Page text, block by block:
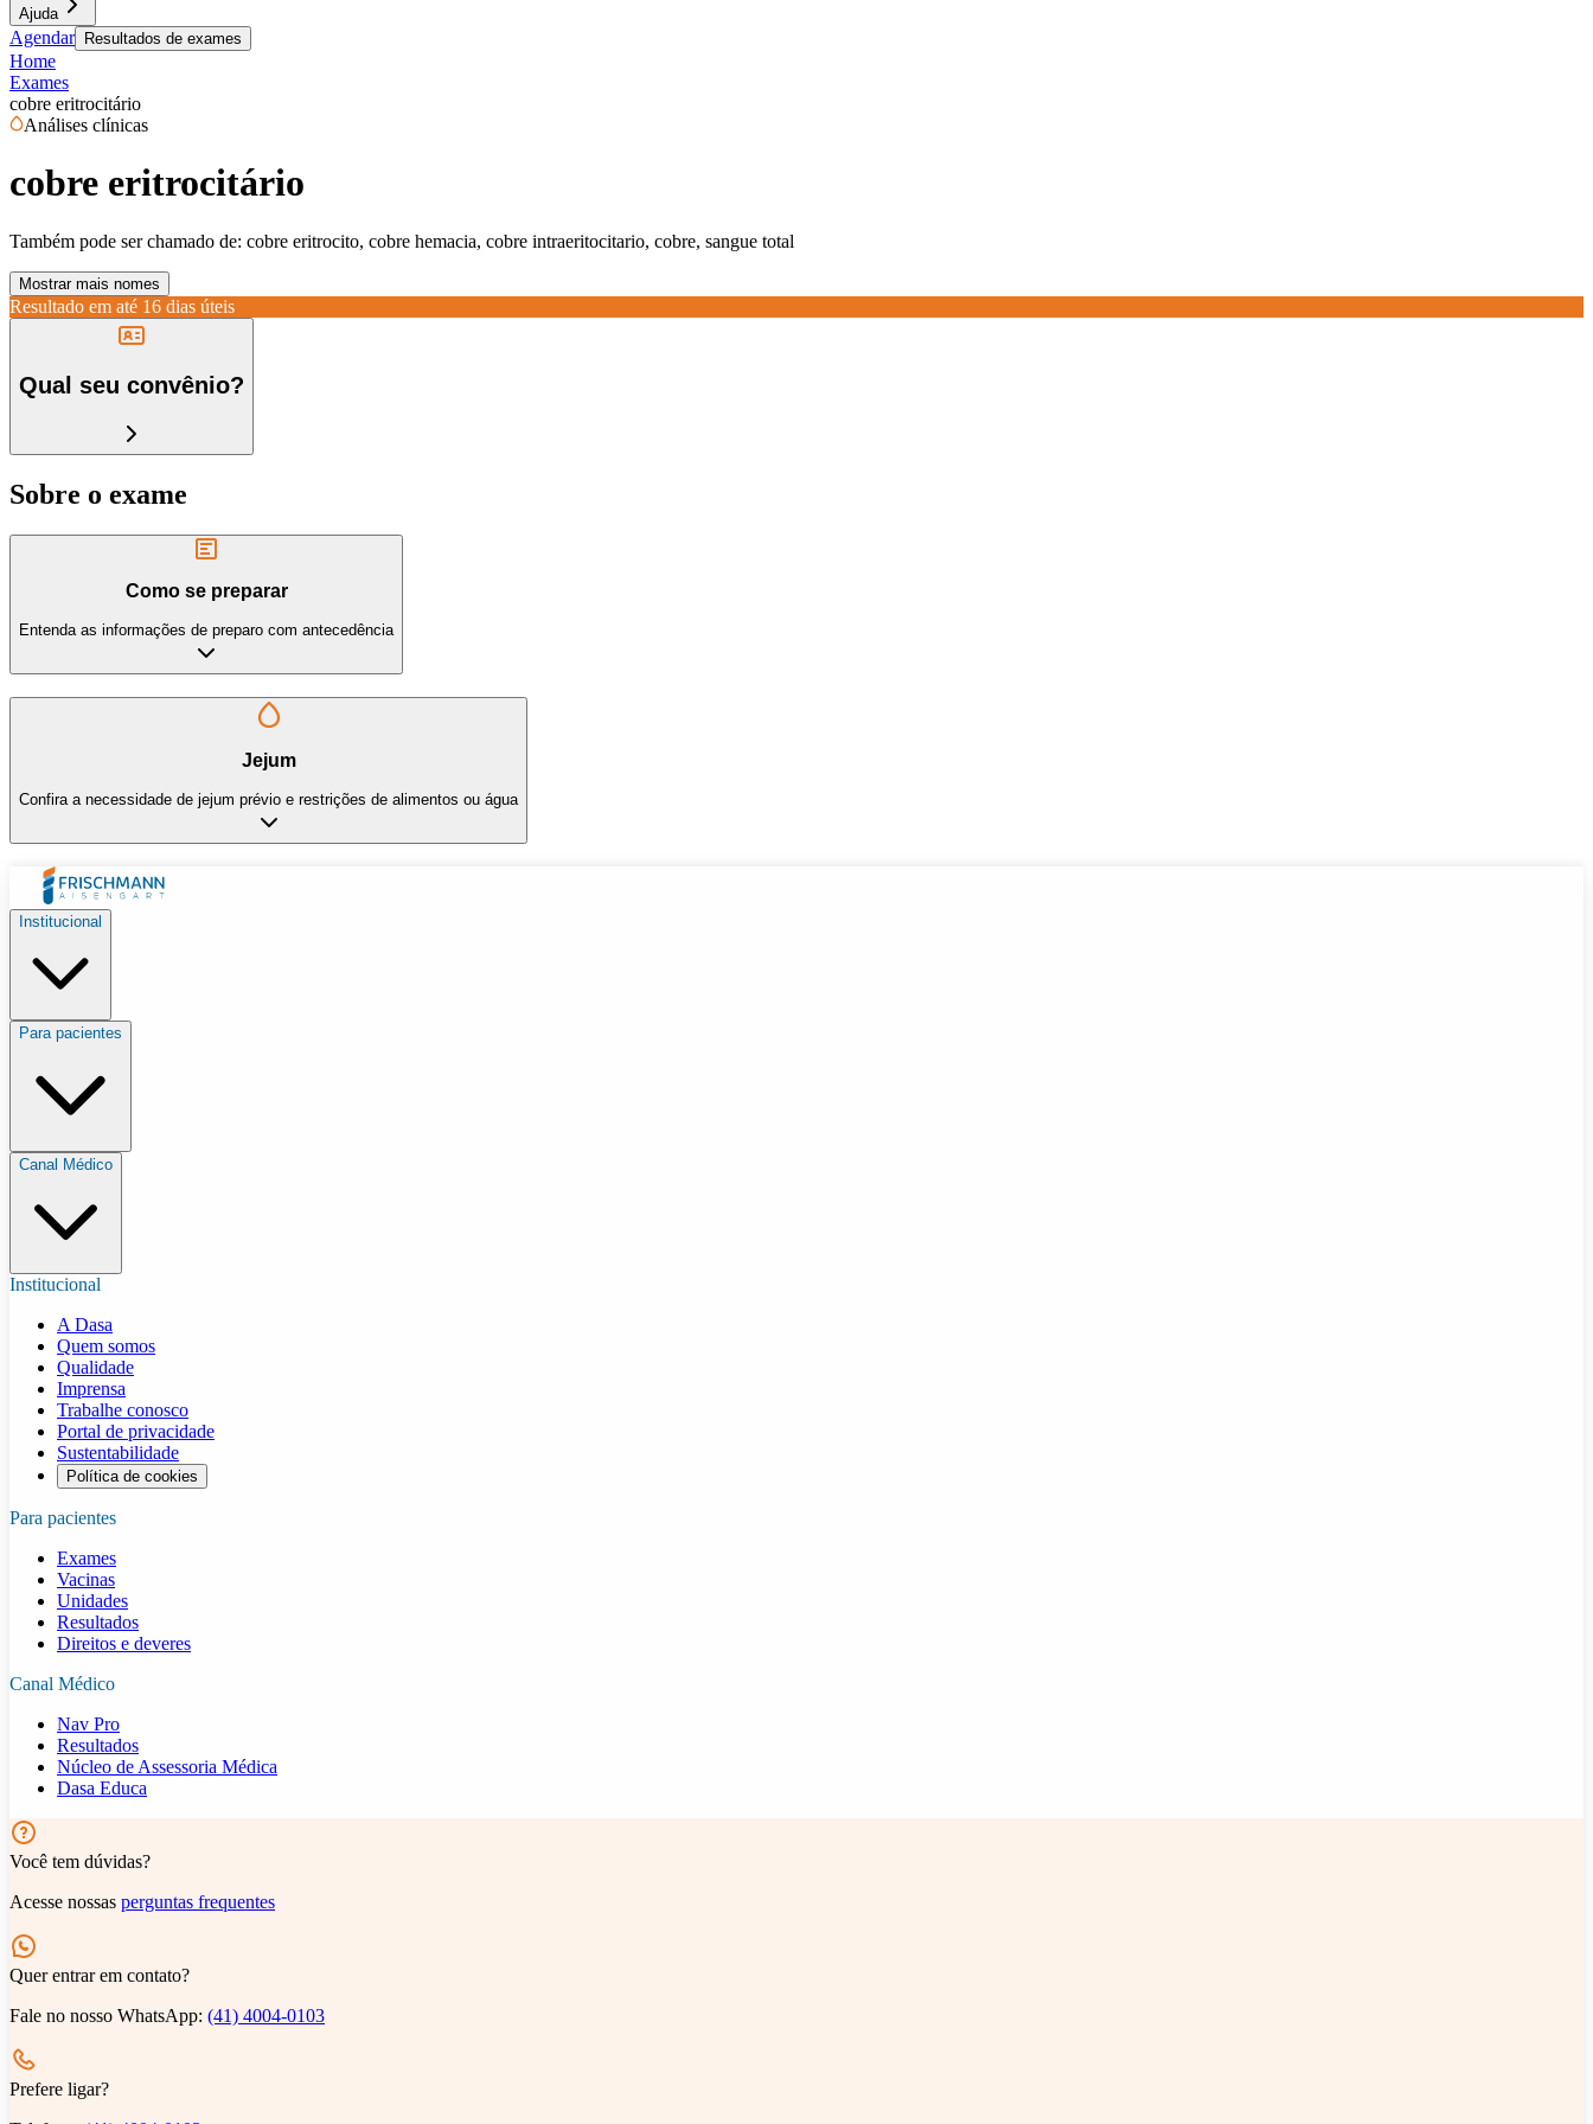
Ajuda
Agendar Resultados de exames
Home
Exames
cobre eritrocitário
Análises clínicas
cobre eritrocitário
Também pode ser chamado de: cobre eritrocito, cobre hemacia, cobre intraeritocitario, cobre, sangue total
Mostrar mais nomes
Resultado em até 16 dias úteis
Qual seu convênio?
Sobre o exame
Como se preparar
Entenda as informações de preparo com antecedência
Jejum
Confira a necessidade de jejum prévio e restrições de alimentos ou água
Institucional
Para pacientes
Canal Médico
Institucional
A Dasa
Quem somos
Qualidade
Imprensa
Trabalhe conosco
Portal de privacidade
Sustentabilidade
Política de cookies
Para pacientes
Exames
Vacinas
Unidades
Resultados
Direitos e deveres
Canal Médico
Nav Pro
Resultados
Núcleo de Assessoria Médica
Dasa Educa
Você tem dúvidas?
Acesse nossas perguntas frequentes
Quer entrar em contato?
Fale no nosso WhatsApp: (41) 4004-0103
Prefere ligar?